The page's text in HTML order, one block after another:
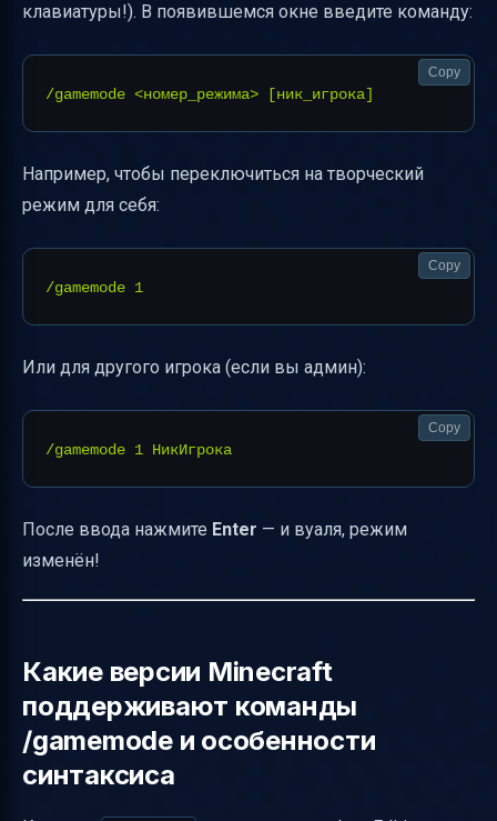
клавиатуры!). В появившемся окне введите команду:
Copy
Например, чтобы переключиться на творческий
режим для себя:
Copy
Или для другого игрока (если вы админ):
Copy
После ввода нажмите Enter — и вуаля, режим
изменён!
Какие версии Minecraft
поддерживают команды
/gamemode и особенности
синтаксиса